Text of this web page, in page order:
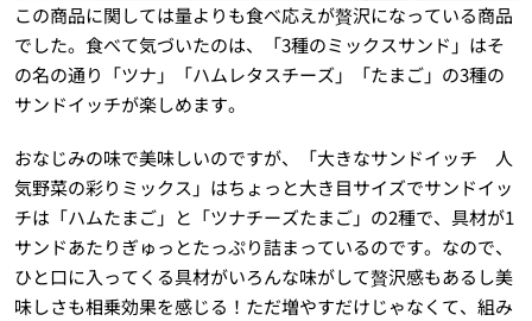
この商品に関しては量よりも食べ応えが贅沢になっている商品
でした。食べて気づいたのは、「3種のミックスサンド」はそ
の名の通り「ツナ」「ハムレタスチーズ」「たまご」の3種の
サンドイッチが楽しめます。
おなじみの味で美味しいのですが、「大きなサンドイッチ 人
気野菜の彩りミックス」はちょっと大き目サイズでサンドイッ
チは「ハムたまご」と「ツナチーズたまご」の2種で、具材が1
サンドあたりぎゅっとたっぷり詰まっているのです。なので、
ひと口に入ってくる具材がいろんな味がして贅沢感もあるし美
味しさも相乗効果を感じる！ただ増やすだけじゃなくて、組み